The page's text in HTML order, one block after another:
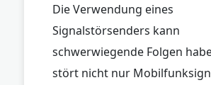
Die Verwendung eines
Signalstörsenders kann
schwerwiegende Folgen
stört nicht nur